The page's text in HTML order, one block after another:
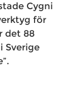
Cygni
för
det 88
Sverige